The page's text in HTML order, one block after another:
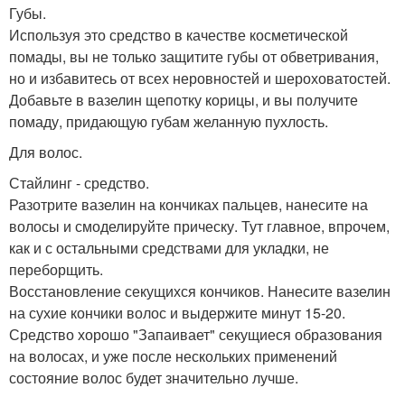
Губы.
Используя это средство в качестве косметической
помады, вы не только защитите губы от обветривания,
но и избавитесь от всех неровностей и шероховатостей.
Добавьте в вазелин щепотку корицы, и вы получите
помаду, придающую губам желанную пухлость.
Для волос.
Стайлинг - средство.
Разотрите вазелин на кончиках пальцев, нанесите на
волосы и смоделируйте прическу. Тут главное, впрочем,
как и с остальными средствами для укладки, не
переборщить.
Восстановление секущихся кончиков. Нанесите вазелин
на сухие кончики волос и выдержите минут 15-20.
Средство хорошо "Запаивает" секущиеся образования
на волосах, и уже после нескольких применений
состояние волос будет значительно лучше.